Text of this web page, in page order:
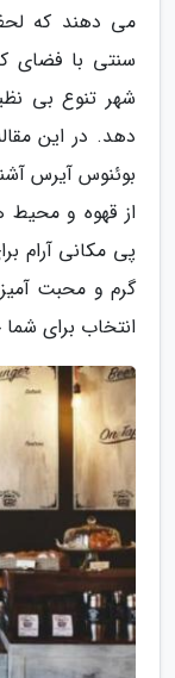
می دهند که
سنتی با فضای
شهر تنوع بی
دهد. در این
بوئنوس آیرس
از قهوه و محیط
پی مکانی آرام
گرم و محبت
انتخاب برای